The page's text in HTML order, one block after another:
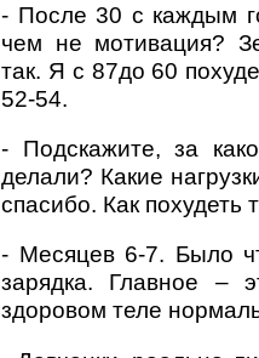
- После 30 с каждым
чем не мотивация?
так. Я с 87до 60
52-54.
- Подскажите, за
делали? Какие
спасибо. Как похудеть
- Месяцев 6-7. Было
зарядка. Главное –
здоровом теле